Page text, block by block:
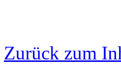
Zurück zum